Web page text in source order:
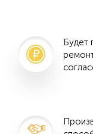
Будет